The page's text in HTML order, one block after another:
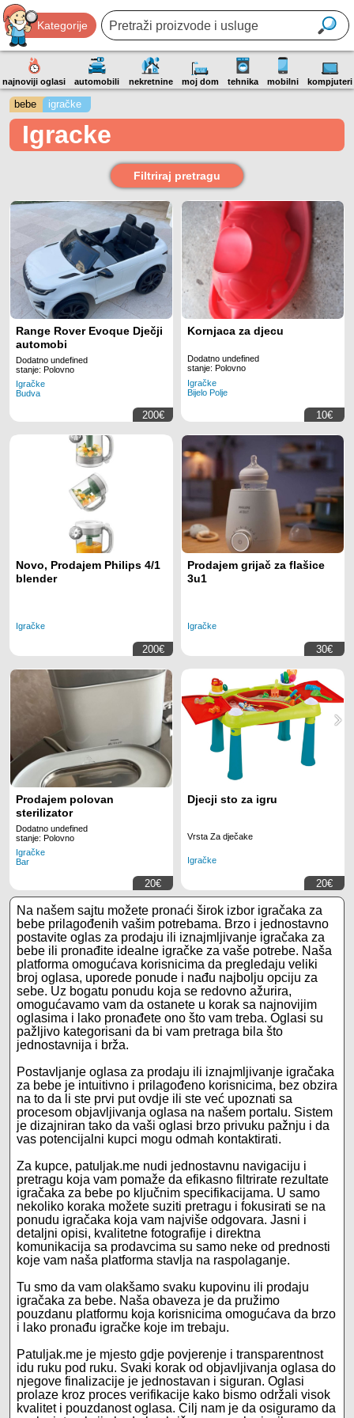
Kategorije
najnoviji oglasi automobili nekretnine moj dom tehnika mobilni kompjuteri
bebe igračke
Igracke
Filtriraj pretragu
Range Rover Evoque Dječji
automobi
Dodatno undefined
stanje: Polovno
Igračke
Budva
200€
Kornjaca za djecu
Dodatno undefined
stanje: Polovno
Igračke
Bijelo Polje
10€
Novo, Prodajem Philips 4/1
blender
Igračke
200€
Prodajem grijač za flašice
3u1
Igračke
30€
Prodajem polovan
sterilizator
Dodatno undefined
stanje: Polovno
Igračke
Bar
20€
Djecji sto za igru
Vrsta Za dječake
Igračke
20€
Na našem sajtu možete pronaći širok izbor igračaka za
bebe prilagođenih vašim potrebama. Brzo i jednostavno
postavite oglas za prodaju ili iznajmljivanje igračaka za
bebe ili pronađite idealne igračke za vaše potrebe. Naša
platforma omogućava korisnicima da pregledaju veliki
broj oglasa, uporede ponude i nađu najbolju opciju za
sebe. Uz bogatu ponudu koja se redovno ažurira,
omogućavamo vam da ostanete u korak sa najnovijim
oglasima i lako pronađete ono što vam treba. Oglasi su
pažljivo kategorisani da bi vam pretraga bila što
jednostavnija i brža.
Postavljanje oglasa za prodaju ili iznajmljivanje igračaka
za bebe je intuitivno i prilagođeno korisnicima, bez obzira
na to da li ste prvi put ovdje ili ste već upoznati sa
procesom objavljivanja oglasa na našem portalu. Sistem
je dizajniran tako da vaši oglasi brzo privuku pažnju i da
vas potencijalni kupci mogu odmah kontaktirati.
Za kupce, patuljak.me nudi jednostavnu navigaciju i
pretragu koja vam pomaže da efikasno filtrirate rezultate
igračaka za bebe po ključnim specifikacijama. U samo
nekoliko koraka možete suziti pretragu i fokusirati se na
ponudu igračaka koja vam najviše odgovara. Jasni i
detaljni opisi, kvalitetne fotografije i direktna
komunikacija sa prodavcima su samo neke od prednosti
koje vam naša platforma stavlja na raspolaganje.
Tu smo da vam olakšamo svaku kupovinu ili prodaju
igračaka za bebe. Naša obaveza je da pružimo
pouzdanu platformu koja korisnicima omogućava da brzo
i lako pronađu igračke koje im trebaju.
Patuljak.me je mjesto gdje povjerenje i transparentnost
idu ruku pod ruku. Svaki korak od objavljivanja oglasa do
njegove finalizacije je jednostavan i siguran. Oglasi
prolaze kroz proces verifikacije kako bismo održali visok
kvalitet i pouzdanost oglasa. Cilj nam je da osiguramo da